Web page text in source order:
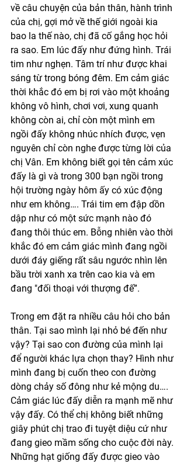
về câu chuyện của bản thân, hành trình
của chị, gợi mở về thế giới ngoài kia
bao la thế nào, chị đã cố gắng học hỏi
ra sao. Em lúc đấy như đứng hình. Trái
tim như nghẹn. Tâm trí như được khai
sáng từ trong bóng đêm. Em cảm giác
thời khắc đó em bị rơi vào một khoảng
không vô hình, chơi vơi, xung quanh
không còn ai, chỉ còn một mình em
ngồi đấy không nhúc nhích được, vẹn
nguyên chỉ còn nghe được từng lời của
chị Vân. Em không biết gọi tên cảm xúc
đấy là gì và trong 300 bạn ngồi trong
hội trường ngày hôm ấy có xúc động
như em không…. Trái tim em đập dồn
dập như có một sức mạnh nào đó
đang thôi thúc em. Bỗng nhiên vào thời
khắc đó em cảm giác mình đang ngồi
dưới đáy giếng rất sâu ngước nhìn lên
bầu trời xanh xa trên cao kia và em
đang "đối thoại với thượng đế”.
Trong em đặt ra nhiều câu hỏi cho bản
thân. Tại sao mình lại nhỏ bé đến như
vậy? Tại sao con đường của mình lại
để người khác lựa chọn thay? Hình như
mình đang bị cuốn theo con đường
dòng chảy số đông như kẻ mộng du….
Cảm giác lúc đấy diễn ra mạnh mẽ như
vậy đấy. Có thể chị không biết những
giây phút chị trao đi tuyệt diệu cứ như
đang gieo mầm sống cho cuộc đời này.
Những hạt giống đấy được gieo vào